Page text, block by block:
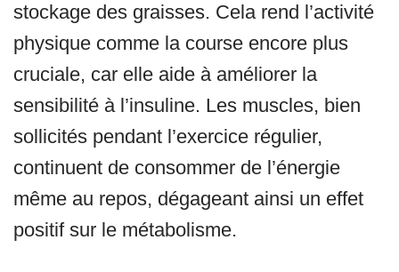
stockage des graisses. Cela rend l’activité
physique comme la course encore plus
cruciale, car elle aide à améliorer la
sensibilité à l’insuline. Les muscles, bien
sollicités pendant l’exercice régulier,
continuent de consommer de l’énergie
même au repos, dégageant ainsi un effet
positif sur le métabolisme.